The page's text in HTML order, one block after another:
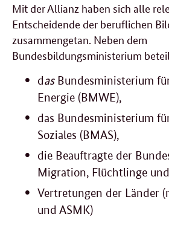
Mit der Allianz haben sich alle
Entscheidende der beruflichen
zusammengetan. Neben dem
Bundesbildungsministerium
das Bundesministerium
Energie (BMWE),
das Bundesministerium
Soziales (BMAS),
die Beauftragte der
Migration, Flüchtlinge
Vertretungen der Länder
und ASMK)